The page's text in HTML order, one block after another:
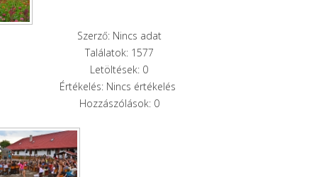
Szerző: Nincs adat
Találatok: 1577
Letöltések: 0
Értékelés: Nincs értékelés
Hozzászólások: 0